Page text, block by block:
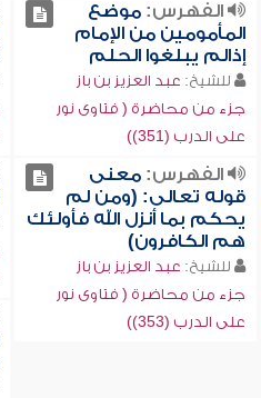
الفهرس:موضع
المأمومين من الإمام
إذالم يبلغوا الحلم
للشيخ: عبد العزيز بن باز
جزء من محاضرة ( فتاوى نور
على الدرب (351))
الفهرس:معنى
قوله تعالى: (ومن لم
يحكم بما أنزل الله فأولئك
هم الكافرون)
للشيخ: عبد العزيز بن باز
جزء من محاضرة ( فتاوى نور
على الدرب (353))